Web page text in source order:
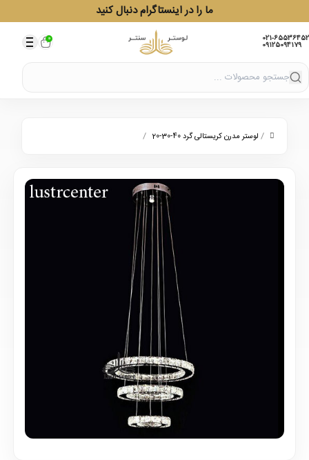
ما را در اینستاگرام دنبال کنید
021-65536452
09125094179
0
/ لوستر مدرن کریستالی گرد 40-30-20 /